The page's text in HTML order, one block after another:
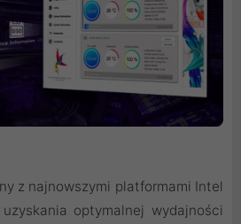
z najnowszymi platformami Intel
optymalnej wydajności